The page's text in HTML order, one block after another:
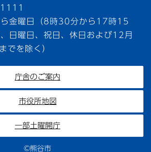
ら金曜日（8時30分から17時15
日曜日、祝日、休日および12月
でを除く）
庁舎のご案内
市役所地図
一部土曜開庁
©熊谷市